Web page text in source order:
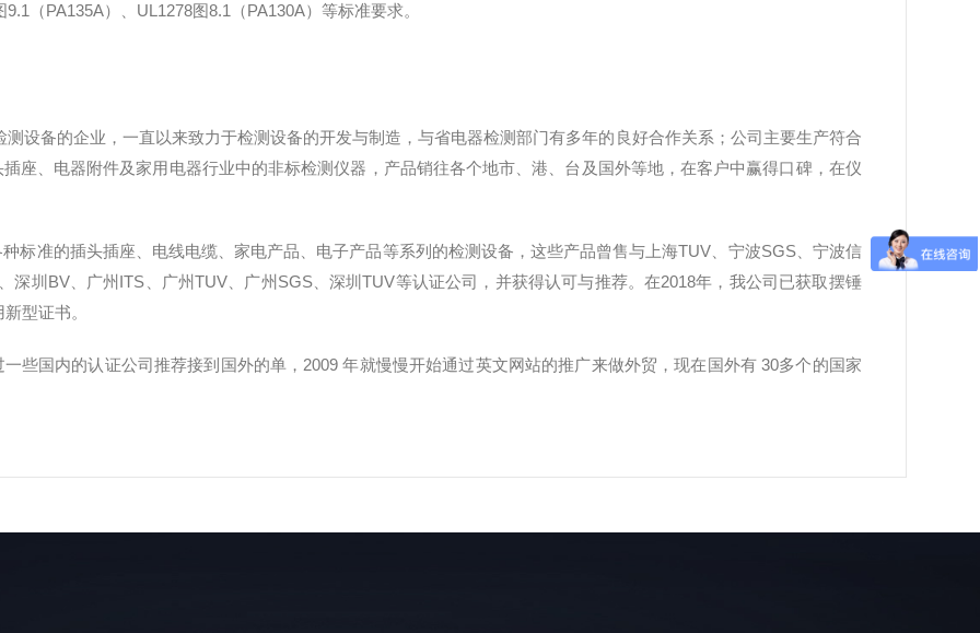
（PA135A）、UL1278图8.1（PA130A）等标准要求。
备的企业，一直以来致力于检测设备的开发与制造，与省电器检测部门有多年的良好合作关系；公司主要生产符合
座、电器附件及家用电器行业中的非标检测仪器，产品销往各个地市、港、台及国外等地，在客户中赢得口碑，在仪
准的插头插座、电线电缆、家电产品、电子产品等系列的检测设备，这些产品曾售与上海TUV、宁波SGS、宁波信
深圳BV、广州ITS、广州TUV、广州SGS、深圳TUV等认证公司，并获得认可与推荐。在2018年，我公司已获取摆锤
型证书。
些国内的认证公司推荐接到国外的单，2009 年就慢慢开始通过英文网站的推广来做外贸，现在国外有 30多个的国家